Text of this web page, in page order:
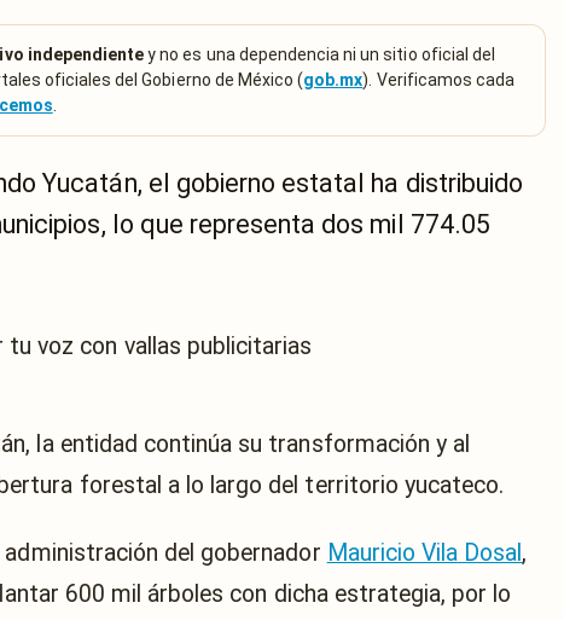
independientey no es una dependencia ni un sitio oficial del
oficiales del Gobierno de México (gob.mx). Verificamos cada
Yucatán, el gobierno estatal ha distribuido
lo que representa dos mil 774.05
la entidad continúa su transformación y al
forestal a lo largo del territorio yucateco.
del gobernador Mauricio Vila Dosal ,
600 mil árboles con dicha estrategia, por lo